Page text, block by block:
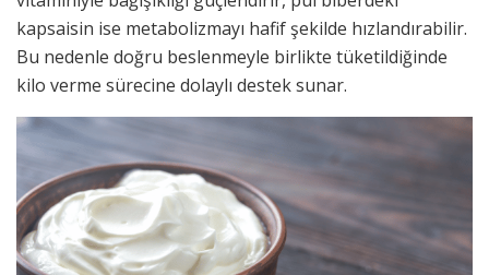
kapsaisin ise metabolizmayı hafif şekilde hızlandırabilir.
Bu nedenle doğru beslenmeyle birlikte tüketildiğinde
kilo verme sürecine dolaylı destek sunar.